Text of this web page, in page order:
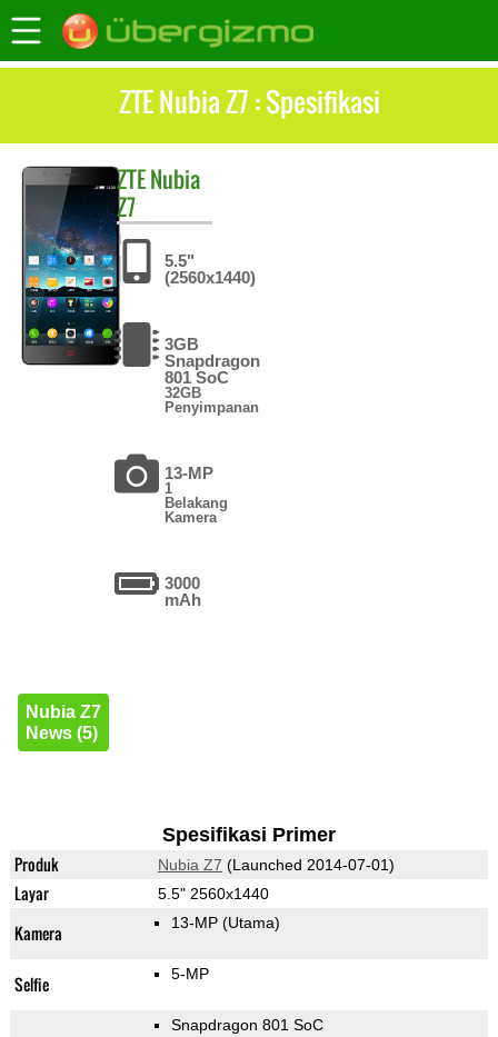
ZTE Nubia Z7 : Spesifikasi
ZTENubia
Z7
5.5"
(2560x1440)
3GB
Snapdragon
801 SoC
32GB
Penyimpanan
13-MP
1
Belakang
Kamera
3000
mAh
Nubia Z7
News (5)
Spesifikasi Primer
Produk Nubia Z7 (Launched 2014-07-01)
Layar 5.5" 2560x1440
Kamera 13-MP (Utama)
Selfie 5-MP
Snapdragon 801 SoC